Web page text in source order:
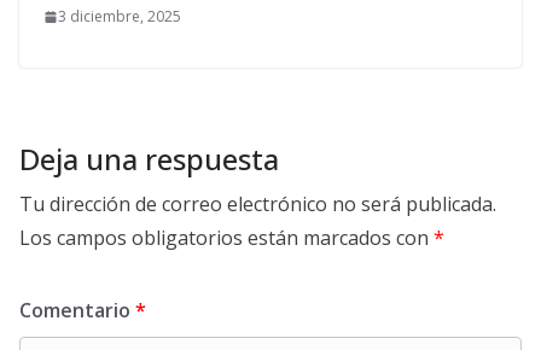
3 diciembre, 2025
Deja una respuesta
Tu dirección de correo electrónico no será publicada.
Los campos obligatorios están marcados con *
Comentario *